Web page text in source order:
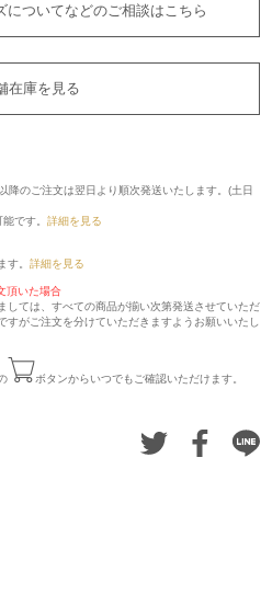
についてなどのご相談はこちら
在庫を見る
降のご注文は翌日より順次発送いたします。(土日
です。 詳細を見る
す。 詳細を見る
頂いた場合
しては、すべての商品が揃い次第発送させていただ
がご注文を分けていただきますようお願いいたし
ボタンからいつでもご確認いただけます。